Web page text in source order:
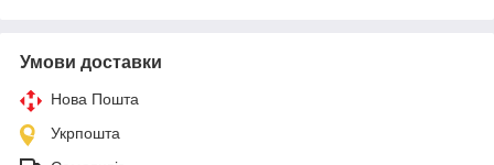
Умови доставки
Нова Пошта
Укрпошта